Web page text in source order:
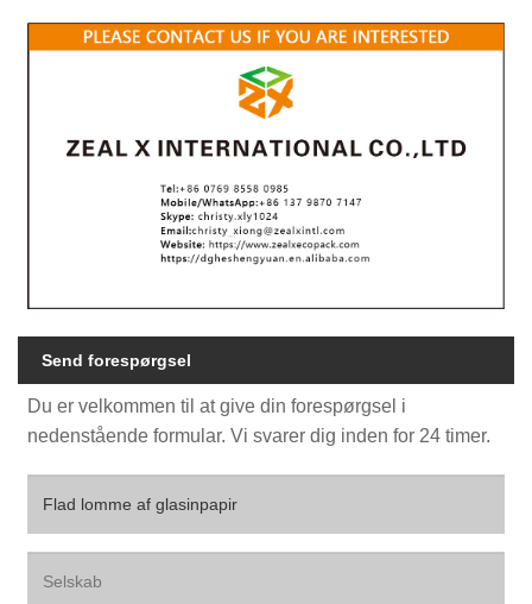
Send forespørgsel
Du er velkommen til at give din forespørgsel i
nedenstående formular. Vi svarer dig inden for 24 timer.